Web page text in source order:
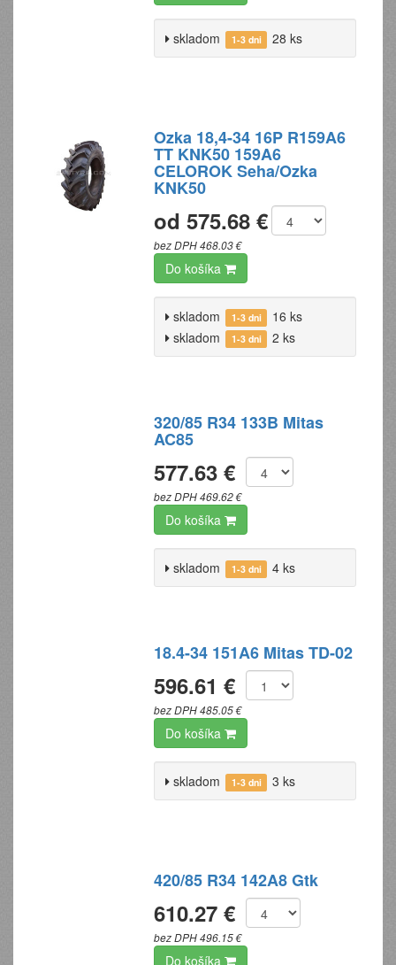
skladom 1-3 dni 28 ks
Ozka 18,4-34 16P R159A6
TT KNK50 159A6
CELOROK Seha/Ozka
KNK50
od 575.68 €
bez DPH 468.03 €
Do košíka
skladom 1-3 dni
16 ks
skladom
1-3 dni 2 ks
320/85 R34 133B Mitas
AC85
577.63 €
bez DPH 469.62 €
Do košíka
skladom 1-3 dni 4 ks
18.4-34 151A6 Mitas TD-02
596.61 €
bez DPH 485.05 €
Do košíka
skladom 1-3 dni 3 ks
420/85 R34 142A8 Gtk
610.27 €
bez DPH 496.15 €
Do košíka